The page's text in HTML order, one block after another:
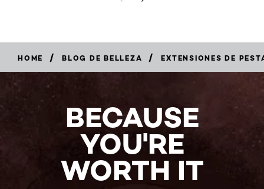
HOME / BLOG DE BELLEZA / EXTENSIONES DE
BECAUSE
YOU'RE
WORTH IT